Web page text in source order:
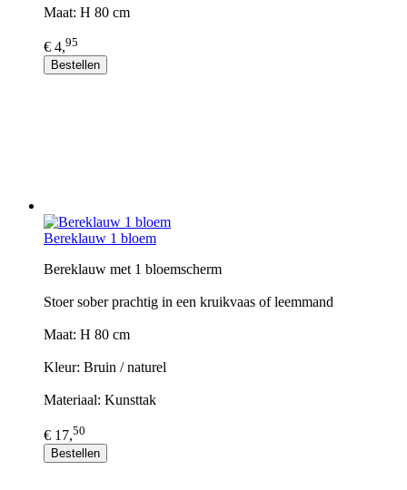
Maat: H 80 cm
€ 4,95
Bestellen
Bereklauw 1 bloem
Bereklauw met 1 bloemscherm
Stoer sober prachtig in een kruikvaas of leemmand
Maat: H 80 cm
Kleur: Bruin / naturel
Materiaal: Kunsttak
€ 17,50
Bestellen